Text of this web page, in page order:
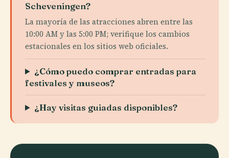
Scheveningen?
La mayoría de las atracciones abren entre las
10:00 AM y las 5:00 PM; verifique los cambios
estacionales en los sitios web oficiales.
¿Cómo puedo comprar entradas para
festivales y museos?
¿Hay visitas guiadas disponibles?